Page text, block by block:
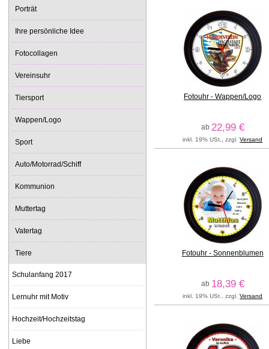
Fotouhr - Wappen/Logo
ab 22,99 €
inkl. 19% USt., zzgl.Versand
Fotouhr - Sonnenblumen
ab 18,39 €
inkl. 19% USt., zzgl.Versand
Porträt
Ihre persönliche Idee
Fotocollagen
Vereinsuhr
Tiersport
Wappen/Logo
Sport
Auto/Motorrad/Schiff
Kommunion
Muttertag
Vatertag
Tiere
Schulanfang 2017
Lernuhr mit Motiv
Hochzeit/Hochzeitstag
Liebe